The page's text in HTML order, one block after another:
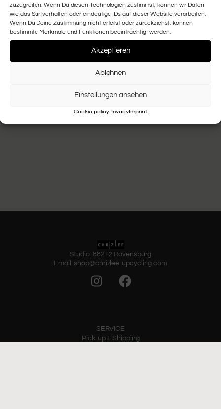
zuzugreifen. Wenn Du diesen Technologien zustimmst, können wir Daten
wie das Surfverhalten oder eindeutige IDs auf dieser Website verarbeiten.
Wenn Du Deine Zustimmung nicht erteilst oder zurückziehst, können
bestimmte Merkmale und Funktionen beeinträchtigt werden.
Akzeptieren
Ablehnen
Einstellungen ansehen
Cookie policyPrivacyImprint
Studio: 88212 Ravensburg
Email: shop@chrizlee-upcycling.com
SERVICE
Pick-up & Shipping